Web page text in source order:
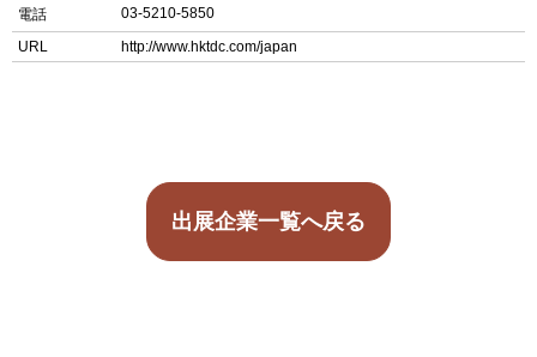
電話
03-5210-5850
URL
http://www.hktdc.com/japan
出展企業一覧へ戻る